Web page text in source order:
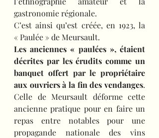
gastronomie régionale.
C’est ainsi qu’est créée, en 1923, la
« Paulée » de Meursault.
Les anciennes « paulées », étaient
décrites par les érudits comme un
banquet offert par le propriétaire
aux ouvriers à la fin des vendanges.
Celle de Meursault déforme cette
ancienne pratique pour en faire un
repas entre notables pour une
propagande nationale des vins